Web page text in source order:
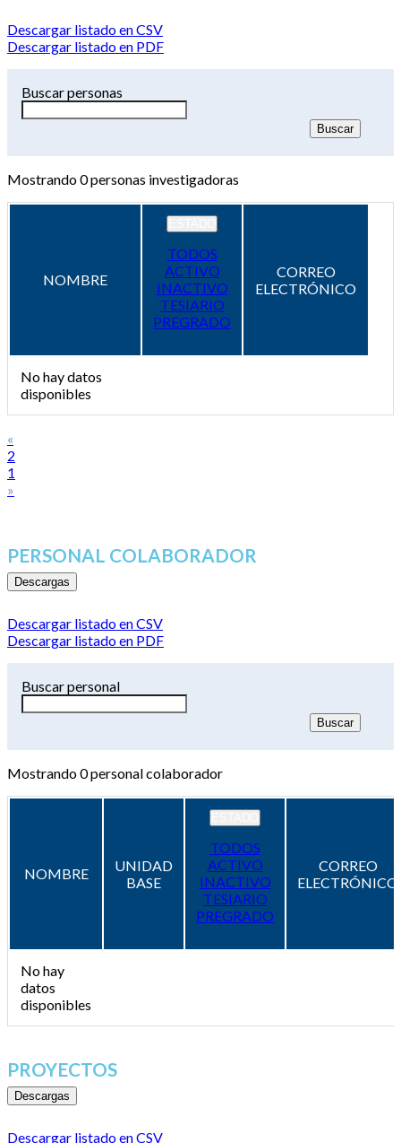
Descargar listado en CSV
Descargar listado en PDF
Buscar personas
Mostrando0personas investigadoras
NOMBRE
TODOS
ACTIVO
INACTIVO
TESIARIO
PREGRADO
CORREO
ELECTRÓNICO
No hay datos
disponibles
«
2
1
»
PERSONAL COLABORADOR
Descargas
Descargar listado en CSV
Descargar listado en PDF
Buscar personal
Mostrando0personal colaborador
NOMBRE
UNIDAD
BASE
TODOS
ACTIVO
INACTIVO
TESIARIO
PREGRADO
CORREO
ELECTRÓNICO
No hay
datos
disponibles
PROYECTOS
Descargas
Descargar listado en CSV